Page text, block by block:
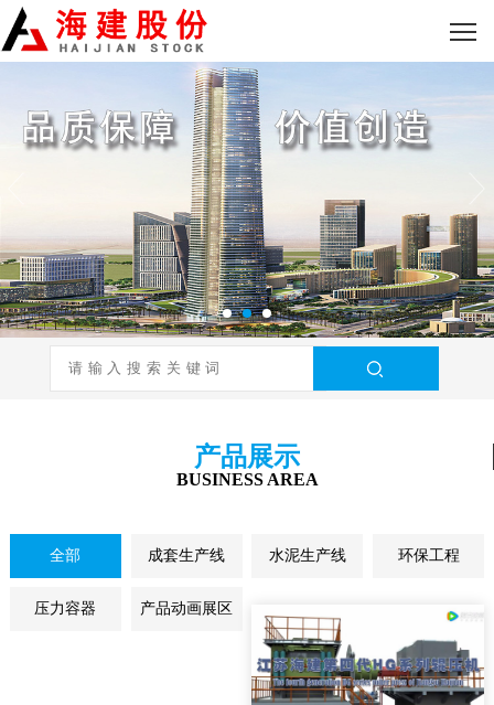
产品展示
BUSINESS AREA
全部 成套生产线 水泥生产线 环保工程
压力容器 产品动画展区